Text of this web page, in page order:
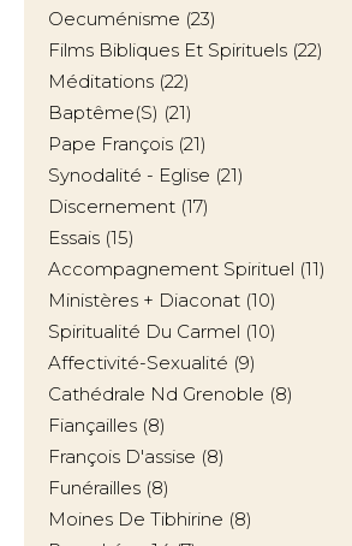
Oecuménisme (23)
Films Bibliques Et Spirituels (22)
Méditations (22)
Baptême(s) (21)
Pape François (21)
Synodalité - Eglise (21)
Discernement (17)
Essais (15)
Accompagnement Spirituel (11)
Ministères + Diaconat (10)
Spiritualité Du Carmel (10)
Affectivité-Sexualité (9)
Cathédrale Nd Grenoble (8)
Fiançailles (8)
François D'assise (8)
Funérailles (8)
Moines De Tibhirine (8)